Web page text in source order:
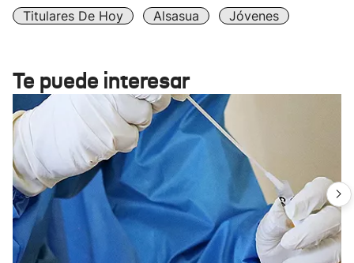
Titulares De Hoy
Alsasua Jóvenes
Te puede interesar